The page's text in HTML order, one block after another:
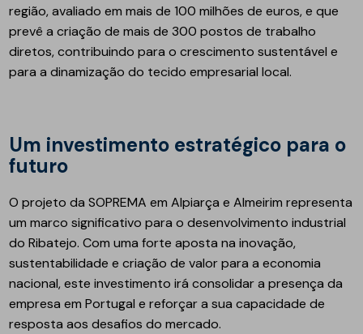
região, avaliado em mais de 100 milhões de euros, e que
prevê a criação de mais de 300 postos de trabalho
diretos, contribuindo para o crescimento sustentável e
para a dinamização do tecido empresarial local.
Um investimento estratégico para o
futuro
O projeto da SOPREMA em Alpiarça e Almeirim representa
um marco significativo para o desenvolvimento industrial
do Ribatejo. Com uma forte aposta na inovação,
sustentabilidade e criação de valor para a economia
nacional, este investimento irá consolidar a presença da
empresa em Portugal e reforçar a sua capacidade de
resposta aos desafios do mercado.